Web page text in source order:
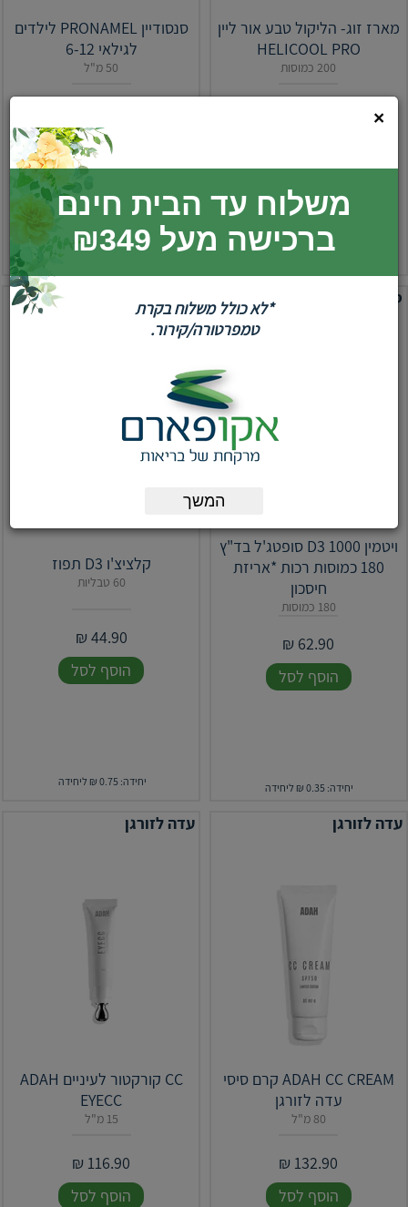
מארז זוג- הליקול טבע אור ליין
HELICOOL PRO
200 כמוסות
סנסודיין PRONAMEL לילדים
לגילאי 6-12
50 מ"ל
הוסף לסל
סופהרב
ויטמין 1000 D3 סופטג'ל בד"ץ
180 כמוסות רכות *אריזת
חיסכון
180 כמוסות
62.90
₪
הוסף לסל
יחידה: 0.35 ₪ ליחידה
כצט
קלציצ'ו D3 תפוז
60 טבליות
44.90
₪
הוסף לסל
יחידה: 0.75 ₪ ליחידה
עדה לזורגן
ADAH CC CREAM קרם סיסי
עדה לזורגן
80 מ"ל
132.90
₪
הוסף לסל
עדה לזורגן
CC קורקטור לעיניים ADAH
EYECC
15 מ"ל
116.90
₪
הוסף לסל
×
משלוח עד הבית חינם
ברכישה מעל ₪349
*לא כולל משלוח בקרת
טמפרטורה/קירור.
המשך